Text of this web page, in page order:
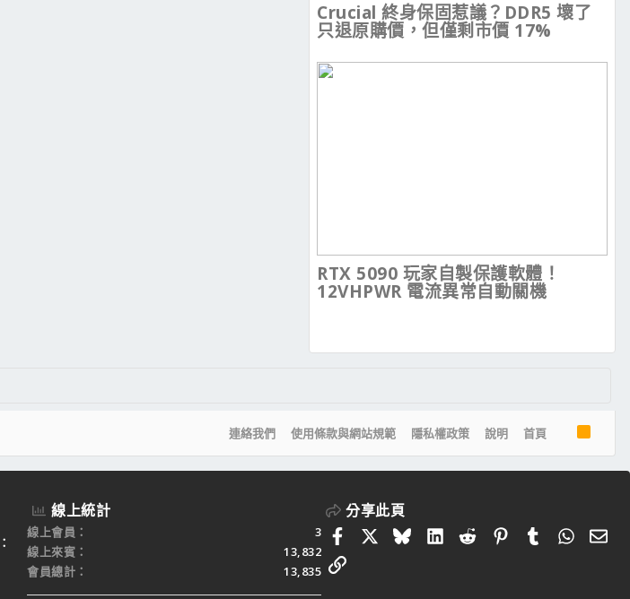
Crucial 終身保固惹議？DDR5 壞了
只退原購價，但僅剩市價 17%
RTX 5090 玩家自製保護軟體！
12VHPWR 電流異常自動關機
連絡我們 使用條款與網站規範 隱私權政策 說明 首頁
S
線上統計
線上會員
3
線上來賓
13,832
會員總計
13,835
分享此頁
FacebookBlueskyLinkedIn
RedditPinterestTumblr 電
連結